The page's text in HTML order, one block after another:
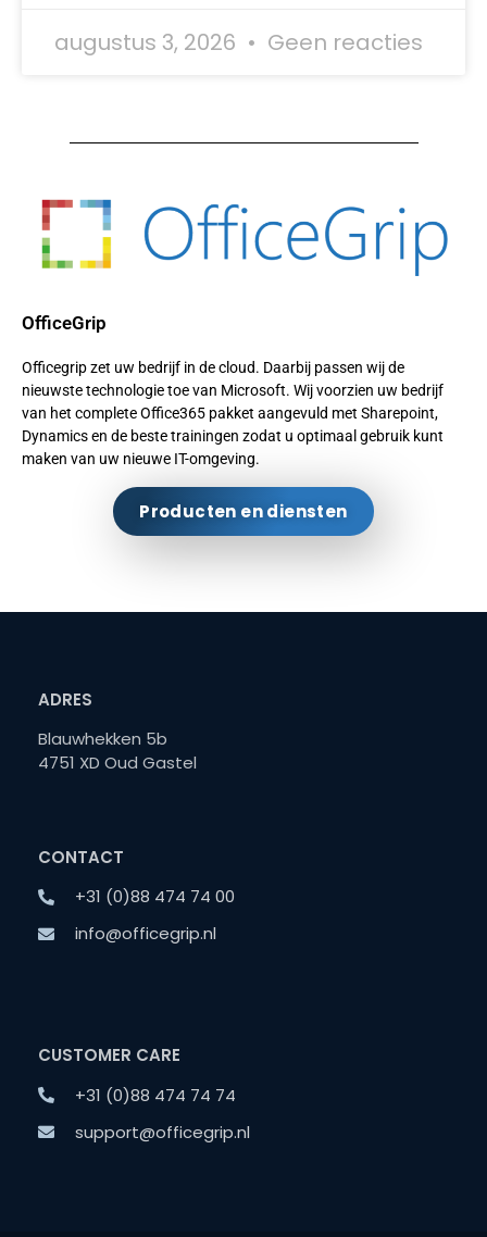
augustus 3, 2026 Geen reacties
OfficeGrip
Officegrip zet uw bedrijf in de cloud. Daarbij passen wij de
nieuwste technologie toe van Microsoft. Wij voorzien uw bedrijf
van het complete Office365 pakket aangevuld met Sharepoint,
Dynamics en de beste trainingen zodat u optimaal gebruik kunt
maken van uw nieuwe IT-omgeving.
Producten en diensten
ADRES
Blauwhekken 5b
4751 XD Oud Gastel
CONTACT
+31 (0)88 474 74 00
info@officegrip.nl
CUSTOMER CARE
+31 (0)88 474 74 74
support@officegrip.nl